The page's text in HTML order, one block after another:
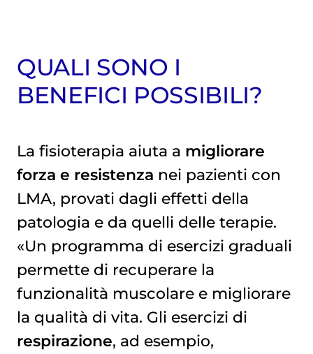
QUALI SONO I
BENEFICI POSSIBILI?
La fisioterapia aiuta a migliorare
forza e resistenza nei pazienti con
LMA, provati dagli effetti della
patologia e da quelli delle terapie.
«Un programma di esercizi graduali
permette di recuperare la
funzionalità muscolare e migliorare
la qualità di vita. Gli esercizi di
respirazione, ad esempio,